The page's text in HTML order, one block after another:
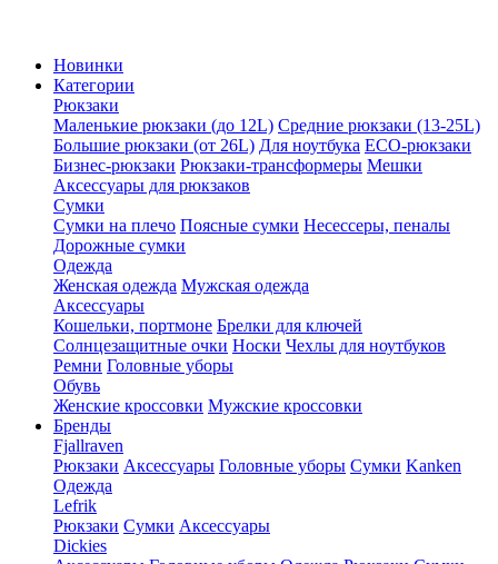
Новинки
Категории
Рюкзаки
Маленькие рюкзаки (до 12L) Средние рюкзаки (13-25L)
Большие рюкзаки (от 26L) Для ноутбука ECO-рюкзаки
Бизнес-рюкзаки Рюкзаки-трансформеры Мешки
Аксессуары для рюкзаков
Сумки
Сумки на плечо Поясные сумки Несессеры, пеналы
Дорожные сумки
Одежда
Женская одежда Мужская одежда
Аксессуары
Кошельки, портмоне Брелки для ключей
Солнцезащитные очки Носки Чехлы для ноутбуков
Ремни Головные уборы
Обувь
Женские кроссовки Мужские кроссовки
Бренды
Fjallraven
Рюкзаки Аксессуары Головные уборы Сумки Kanken
Одежда
Lefrik
Рюкзаки Сумки Аксессуары
Dickies